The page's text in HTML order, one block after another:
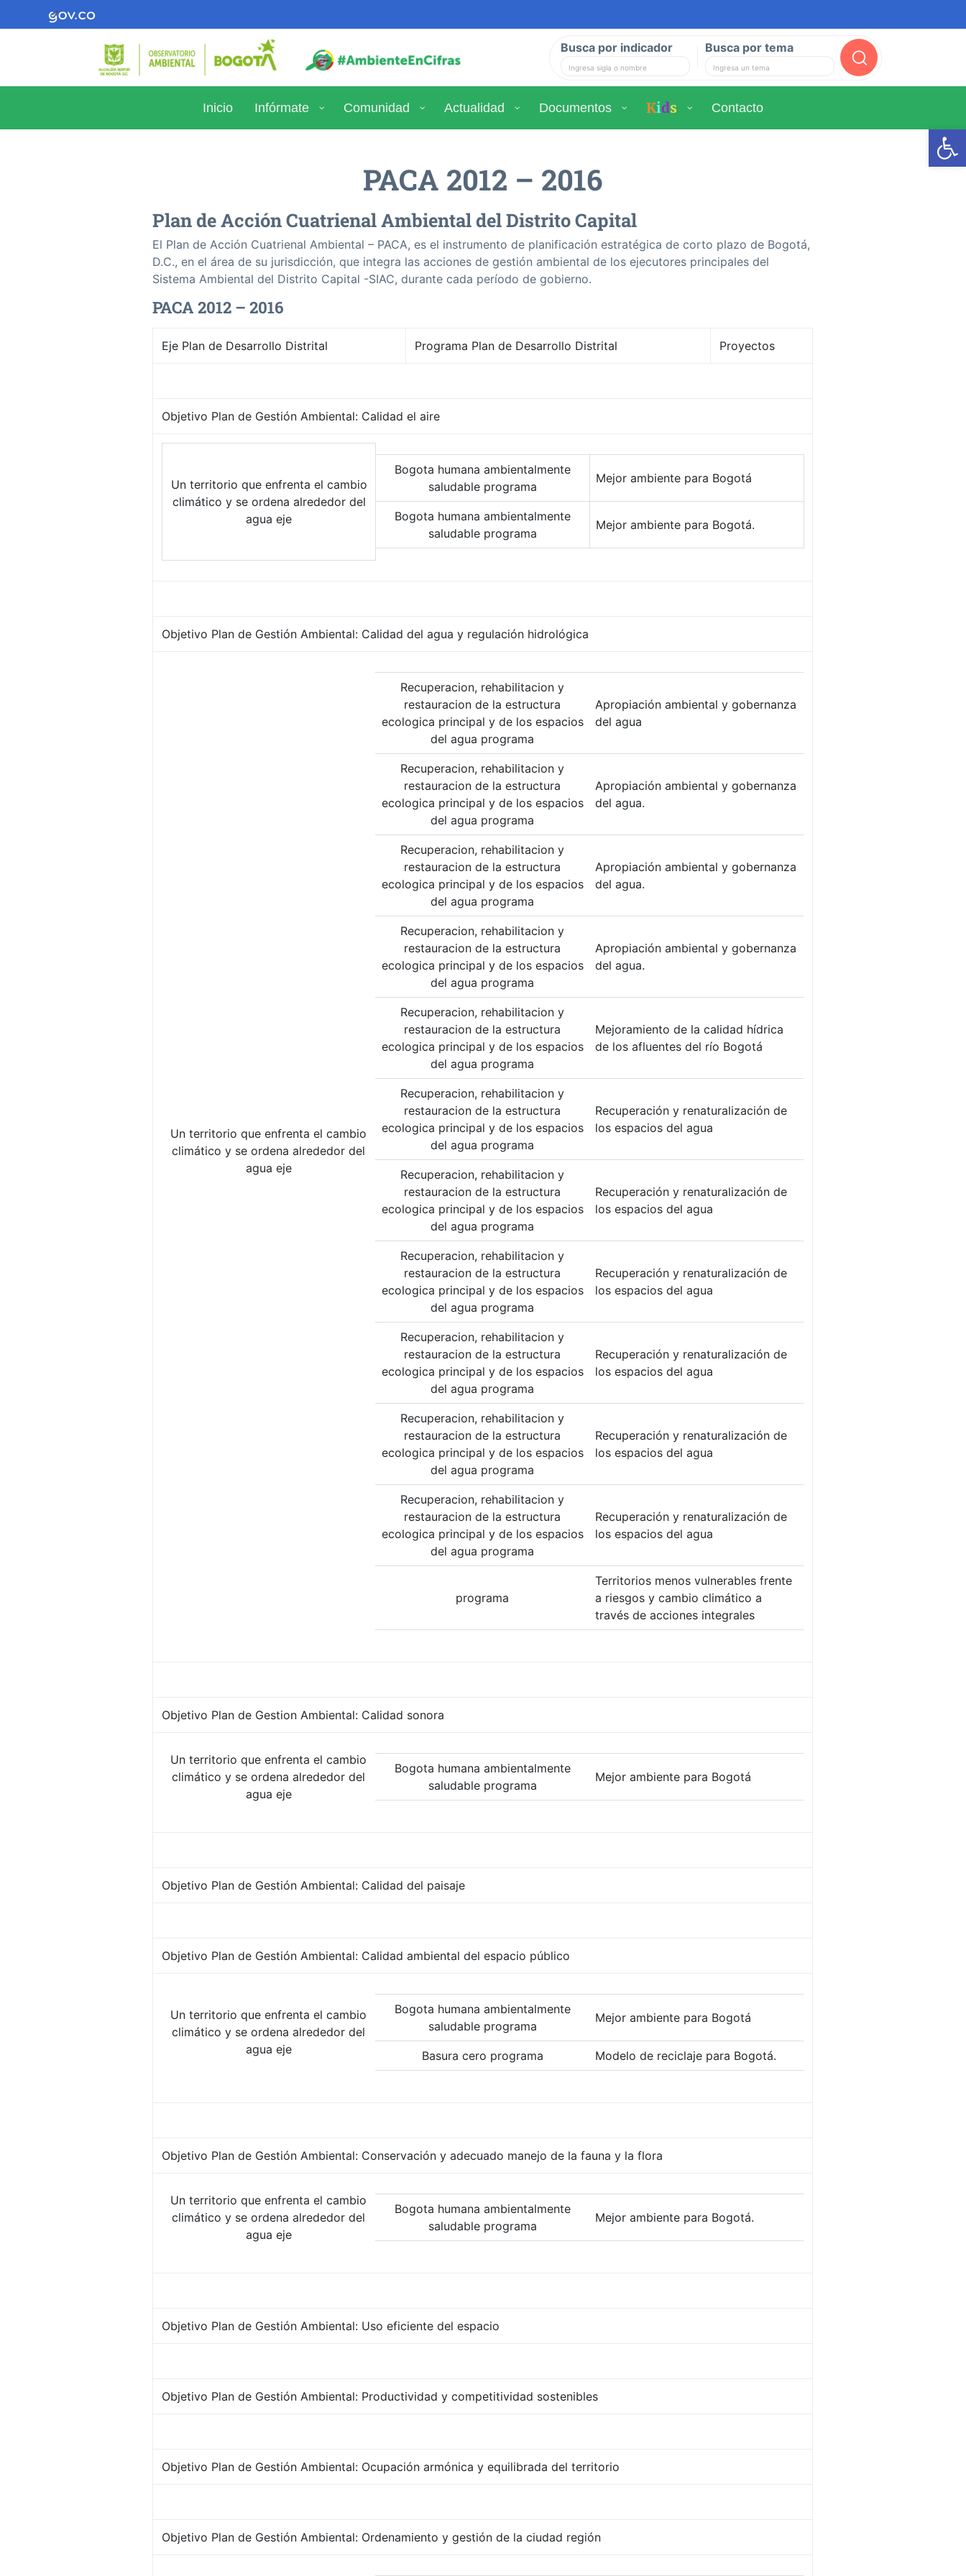
Busca por indicador Busca por tema
Buscar
Inicio Infórmate Comunidad Actualidad Documentos Kids Contacto
PACA 2012 – 2016
Plan de Acción Cuatrienal Ambiental del Distrito Capital
El Plan de Acción Cuatrienal Ambiental – PACA, es el instrumento de planificación estratégica de corto plazo de Bogotá,
D.C., en el área de su jurisdicción, que integra las acciones de gestión ambiental de los ejecutores principales del
Sistema Ambiental del Distrito Capital -SIAC, durante cada perí­odo de gobierno.
PACA 2012 – 2016
Eje Plan de Desarrollo Distrital Programa Plan de Desarrollo Distrital Proyectos
Objetivo Plan de Gestión Ambiental: Calidad el aire
Un territorio que enfrenta el cambio
climático y se ordena alrededor del
agua eje
Bogota humana ambientalmente
saludable programa
Mejor ambiente para Bogotá
Bogota humana ambientalmente
saludable programa
Mejor ambiente para Bogotá.
Objetivo Plan de Gestión Ambiental: Calidad del agua y regulación hidrológica
Un territorio que enfrenta el cambio
climático y se ordena alrededor del
agua eje
Recuperacion, rehabilitacion y
restauracion de la estructura
ecologica principal y de los espacios
del agua programa
Apropiación ambiental y gobernanza
del agua
Recuperacion, rehabilitacion y
restauracion de la estructura
ecologica principal y de los espacios
del agua programa
Apropiación ambiental y gobernanza
del agua.
Recuperacion, rehabilitacion y
restauracion de la estructura
ecologica principal y de los espacios
del agua programa
Apropiación ambiental y gobernanza
del agua.
Recuperacion, rehabilitacion y
restauracion de la estructura
ecologica principal y de los espacios
del agua programa
Apropiación ambiental y gobernanza
del agua.
Recuperacion, rehabilitacion y
restauracion de la estructura
ecologica principal y de los espacios
del agua programa
Mejoramiento de la calidad hídrica
de los afluentes del río Bogotá
Recuperacion, rehabilitacion y
restauracion de la estructura
ecologica principal y de los espacios
del agua programa
Recuperación y renaturalización de
los espacios del agua
Recuperacion, rehabilitacion y
restauracion de la estructura
ecologica principal y de los espacios
del agua programa
Recuperación y renaturalización de
los espacios del agua
Recuperacion, rehabilitacion y
restauracion de la estructura
ecologica principal y de los espacios
del agua programa
Recuperación y renaturalización de
los espacios del agua
Recuperacion, rehabilitacion y
restauracion de la estructura
ecologica principal y de los espacios
del agua programa
Recuperación y renaturalización de
los espacios del agua
Recuperacion, rehabilitacion y
restauracion de la estructura
ecologica principal y de los espacios
del agua programa
Recuperación y renaturalización de
los espacios del agua
Recuperacion, rehabilitacion y
restauracion de la estructura
ecologica principal y de los espacios
del agua programa
Recuperación y renaturalización de
los espacios del agua
programa
Territorios menos vulnerables frente
a riesgos y cambio climático a
través de acciones integrales
Objetivo Plan de Gestion Ambiental: Calidad sonora
Un territorio que enfrenta el cambio
climático y se ordena alrededor del
agua eje
Bogota humana ambientalmente
saludable programa
Mejor ambiente para Bogotá
Objetivo Plan de Gestión Ambiental: Calidad del paisaje
Objetivo Plan de Gestión Ambiental: Calidad ambiental del espacio público
Un territorio que enfrenta el cambio
climático y se ordena alrededor del
agua eje
Bogota humana ambientalmente
saludable programa
Mejor ambiente para Bogotá
Basura cero programa Modelo de reciclaje para Bogotá.
Objetivo Plan de Gestión Ambiental: Conservación y adecuado manejo de la fauna y la flora
Un territorio que enfrenta el cambio
climático y se ordena alrededor del
agua eje
Bogota humana ambientalmente
saludable programa
Mejor ambiente para Bogotá.
Objetivo Plan de Gestión Ambiental: Uso eficiente del espacio
Objetivo Plan de Gestión Ambiental: Productividad y competitividad sostenibles
Objetivo Plan de Gestión Ambiental: Ocupación armónica y equilibrada del territorio
Objetivo Plan de Gestión Ambiental: Ordenamiento y gestión de la ciudad región